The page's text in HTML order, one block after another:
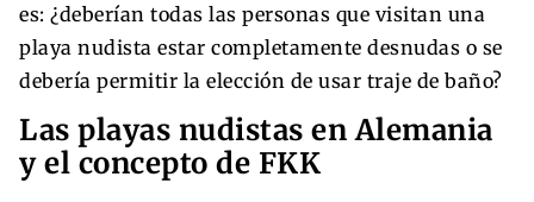
es: ¿deberían todas las personas que visitan una
playa nudista estar completamente desnudas o se
debería permitir la elección de usar traje de baño?
Las playas nudistas en Alemania
y el concepto de FKK